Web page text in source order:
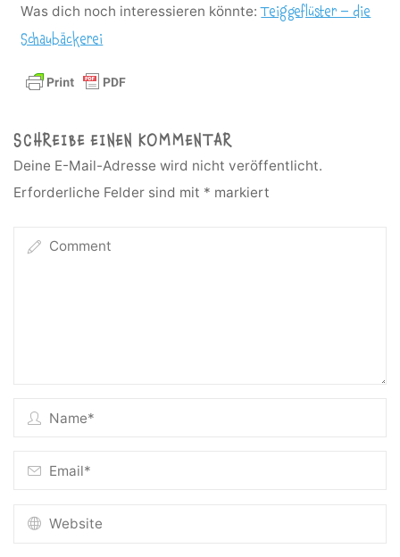
Was dich noch interessieren könnte:Teiggeflüster – die
Schaubäckerei
SCHREIBE EINEN KOMMENTAR
Deine E-Mail-Adresse wird nicht veröffentlicht.
Erforderliche Felder sind mit * markiert